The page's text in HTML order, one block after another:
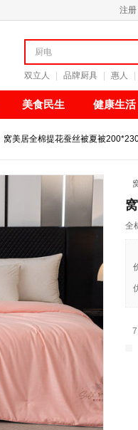
注册
双立人 品牌厨具 惠人
美食民生 健康生活
窝美居全棉提花蚕丝被夏被
全